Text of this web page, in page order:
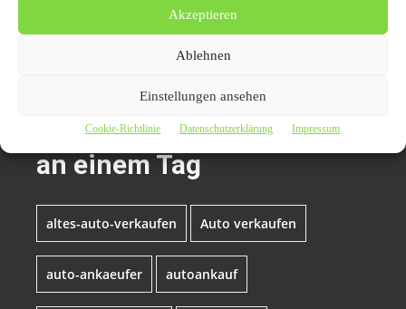
Akzeptieren
Ablehnen
Einstellungen ansehen
Cookie-Richtlinie Datenschutzerklärung Impressum
Themen zum Beitrag
Autoankauf in Moers:
Verkauf und Abwicklung
an einem Tag
altes-auto-verkaufen Auto verkaufen
auto-ankaeufer autoankauf